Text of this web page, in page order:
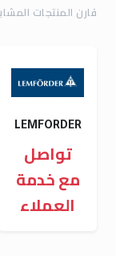
قارن المنتجات
LEMFORDER
تواصل
مع خدمة
العملاء